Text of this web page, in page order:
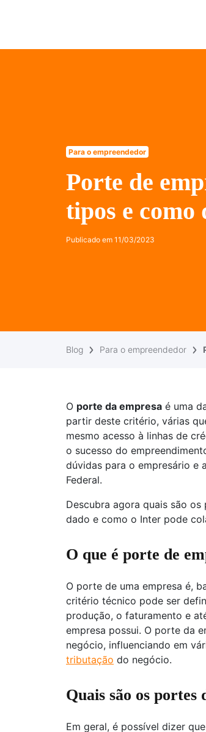
Para o empreendedor
Porte de
tipos e
Publicado em 11/03/2023
Blog Para o empreendedor
O porte da empresa é uma
partir deste critério, várias
mesmo acesso à linhas de
o sucesso do
dúvidas para o empresário e
Federal.
Descubra agora quais são
dado e como o Inter pode
O que é porte de
O porte de uma empresa é,
critério técnico pode ser
produção, o faturamento e
empresa possui. O porte da
negócio, influenciando em
tributação do negócio.
Quais são os portes
Em geral, é possível dizer